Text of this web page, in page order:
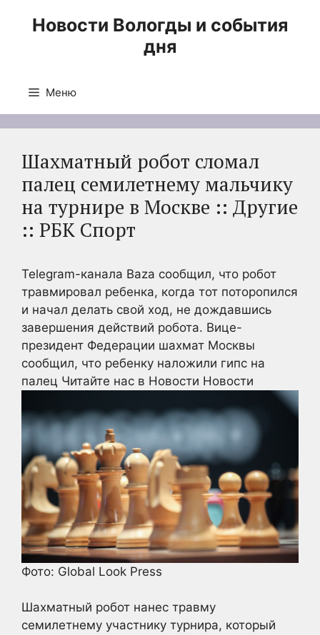
Новости Вологды и события
дня
Меню
Шахматный робот сломал
палец семилетнему мальчику
на турнире в Москве :: Другие
:: РБК Спорт
Telegram-канала Baza сообщил, что робот
травмировал ребенка, когда тот поторопился
и начал делать свой ход, не дождавшись
завершения действий робота. Вице-
президент Федерации шахмат Москвы
сообщил, что ребенку наложили гипс на
палец Читайте нас в Новости Новости
Фото: Global Look Press
Шахматный робот нанес травму
семилетнему участнику турнира, который